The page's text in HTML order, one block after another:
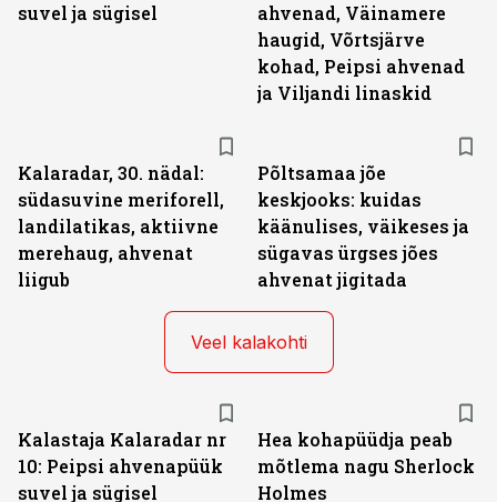
suvel ja sügisel
ahvenad, Väinamere
haugid, Võrtsjärve
kohad, Peipsi ahvenad
ja Viljandi linaskid
Kalaradar, 30. nädal:
südasuvine meriforell,
landilatikas, aktiivne
merehaug, ahvenat
liigub
Põltsamaa jõe
keskjooks: kuidas
käänulises, väikeses ja
sügavas ürgses jões
ahvenat jigitada
Veel kalakohti
Kalastaja Kalaradar nr
10: Peipsi ahvenapüük
suvel ja sügisel
Hea kohapüüdja peab
mõtlema nagu Sherlock
Holmes